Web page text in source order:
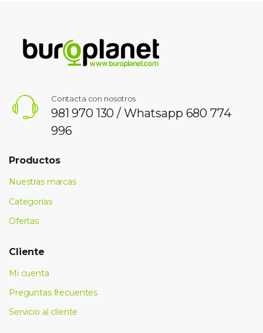
Contacta con nosotros
981 970 130 / Whatsapp 680 774
996
Productos
Nuestras marcas
Categorías
Ofertas
Cliente
Mi cuenta
Preguntas frecuentes
Servicio al cliente